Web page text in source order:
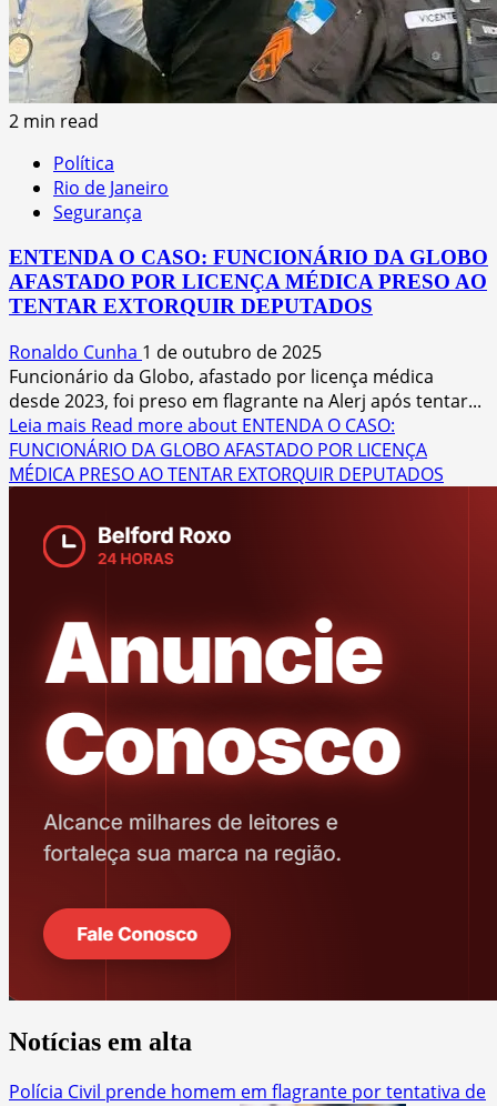
2 min read
Política
Rio de Janeiro
Segurança
ENTENDA O CASO: FUNCIONÁRIO DA GLOBO
AFASTADO POR LICENÇA MÉDICA PRESO AO
TENTAR EXTORQUIR DEPUTADOS
Ronaldo Cunha 1 de outubro de 2025
Funcionário da Globo, afastado por licença médica
desde 2023, foi preso em flagrante na Alerj após tentar...
Leia mais Read more about ENTENDA O CASO:
FUNCIONÁRIO DA GLOBO AFASTADO POR LICENÇA
MÉDICA PRESO AO TENTAR EXTORQUIR DEPUTADOS
Notícias em alta
Polícia Civil prende homem em flagrante por tentativa de